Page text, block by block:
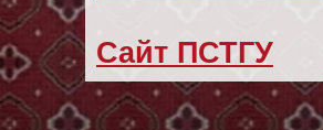
Сайт ПСТГУ